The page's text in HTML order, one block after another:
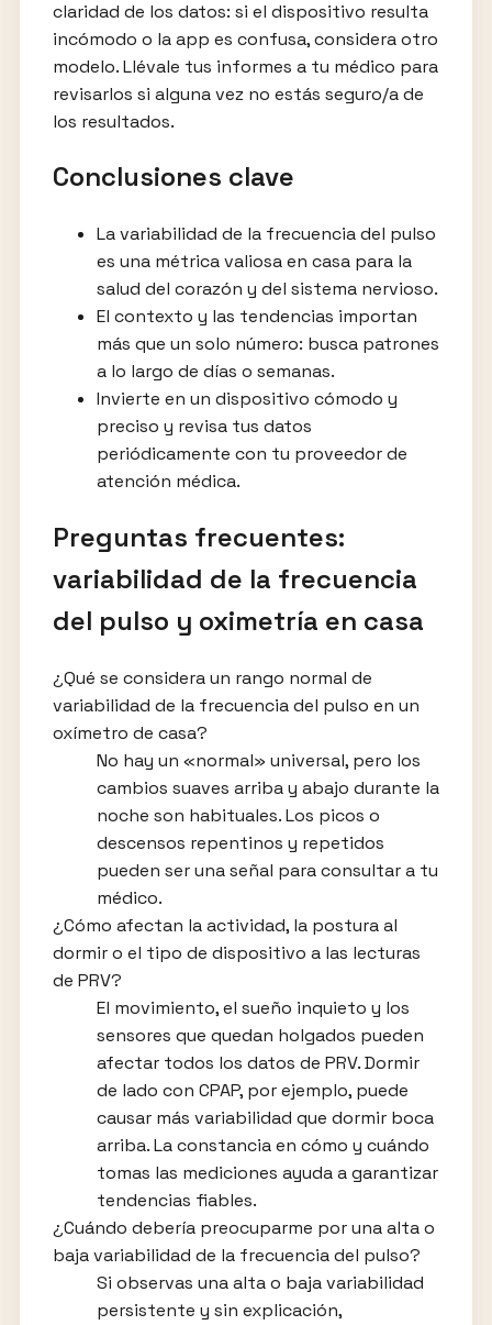
claridad de los datos: si el dispositivo resulta
incómodo o la app es confusa, considera otro
modelo. Llévale tus informes a tu médico para
revisarlos si alguna vez no estás seguro/a de
los resultados.
Conclusiones clave
La variabilidad de la frecuencia del pulso
es una métrica valiosa en casa para la
salud del corazón y del sistema nervioso.
El contexto y las tendencias importan
más que un solo número: busca patrones
a lo largo de días o semanas.
Invierte en un dispositivo cómodo y
preciso y revisa tus datos
periódicamente con tu proveedor de
atención médica.
Preguntas frecuentes:
variabilidad de la frecuencia
del pulso y oximetría en casa
¿Qué se considera un rango normal de
variabilidad de la frecuencia del pulso en un
oxímetro de casa?
No hay un «normal» universal, pero los
cambios suaves arriba y abajo durante la
noche son habituales. Los picos o
descensos repentinos y repetidos
pueden ser una señal para consultar a tu
médico.
¿Cómo afectan la actividad, la postura al
dormir o el tipo de dispositivo a las lecturas
de PRV?
El movimiento, el sueño inquieto y los
sensores que quedan holgados pueden
afectar todos los datos de PRV. Dormir
de lado con CPAP, por ejemplo, puede
causar más variabilidad que dormir boca
arriba. La constancia en cómo y cuándo
tomas las mediciones ayuda a garantizar
tendencias fiables.
¿Cuándo debería preocuparme por una alta o
baja variabilidad de la frecuencia del pulso?
Si observas una alta o baja variabilidad
persistente y sin explicación,